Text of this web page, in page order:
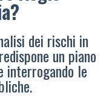
dei rischi in
un piano
interrogando le